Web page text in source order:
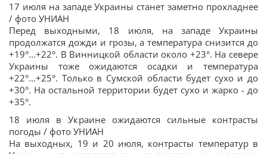
17 июля на западе Украины станет заметно прохладнее
/ фото УНИАН
Перед выходными, 18 июля, на западе Украины
продолжатся дожди и грозы, а температура снизится до
+19°...+22°. В Винницкой области около +23°. На севере
Украины тоже ожидаются осадки и температура
+22°...+25°. Только в Сумской области будет сухо и до
+30°. На остальной территории будет сухо и жарко - до
+35°.
18 июля в Украине ожидаются сильные контрасты
погоды / фото УНИАН
На выходных, 19 и 20 июля, контрасты температур в